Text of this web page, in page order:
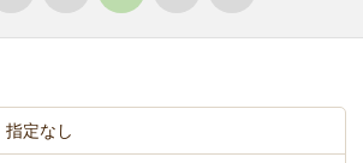
指定なし